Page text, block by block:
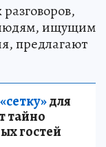
людям, ищущим
предлагают
для
тайно
гостей